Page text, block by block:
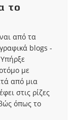
το
από τα
blogs -
με
από μια
στις ρίζες
όπως το